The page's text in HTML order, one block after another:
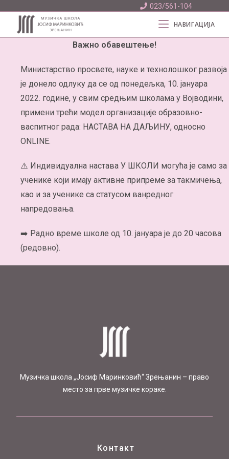
023/561-104
НАВИГАЦИЈА
Важно обавештење!
Министарство просвете, науке и технолошког развоја
је донело одлуку да се од понедељка, 10. јануара
2022. године, у свим средњим школама у Војводини,
примени трећи модел организације образовно-
васпитног рада: НАСТАВА НА ДАЉИНУ, односно
ONLINE.
⚠️ Индивидуална настава У ШКОЛИ могућа је само за
ученике који имају активне припреме за такмичења,
као и за ученике са статусом ванредног
напредовања.
➡️ Радно време школе од 10. јануара је до 20 часова
(редовно).
Mузичка школа „Јосиф Маринковић“ Зрењанин – право
место за прве музичке кораке.
Контакт